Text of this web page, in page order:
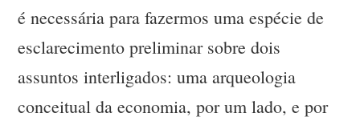
é necessária para fazermos uma espécie de
esclarecimento preliminar sobre dois
assuntos interligados: uma arqueologia
conceitual da economia, por um lado, e por